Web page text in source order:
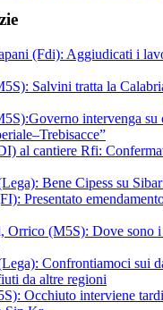
(Fdi): Aggiudicati i
Salvini tratta la
intervenga su
al cantiere Rfi:
Bene Cipess su
Presentato
Orrico (M5S): Dove sono i
Confrontiamoci sui
da altre regioni
Occhiuto interviene